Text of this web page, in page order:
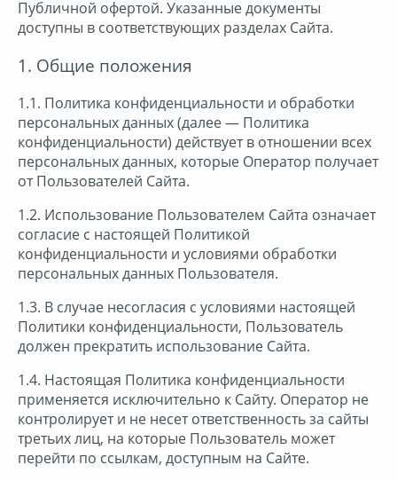
Публичной офертой. Указанные документы
доступны в соответствующих разделах Сайта.
1. Общие положения
1.1. Политика конфиденциальности и обработки
персональных данных (далее — Политика
конфиденциальности) действует в отношении всех
персональных данных, которые Оператор получает
от Пользователей Сайта.
1.2. Использование Пользователем Сайта означает
согласие с настоящей Политикой
конфиденциальности и условиями обработки
персональных данных Пользователя.
1.3. В случае несогласия с условиями настоящей
Политики конфиденциальности, Пользователь
должен прекратить использование Сайта.
1.4. Настоящая Политика конфиденциальности
применяется исключительно к Сайту. Оператор не
контролирует и не несет ответственность за сайты
третьих лиц, на которые Пользователь может
перейти по ссылкам, доступным на Сайте.